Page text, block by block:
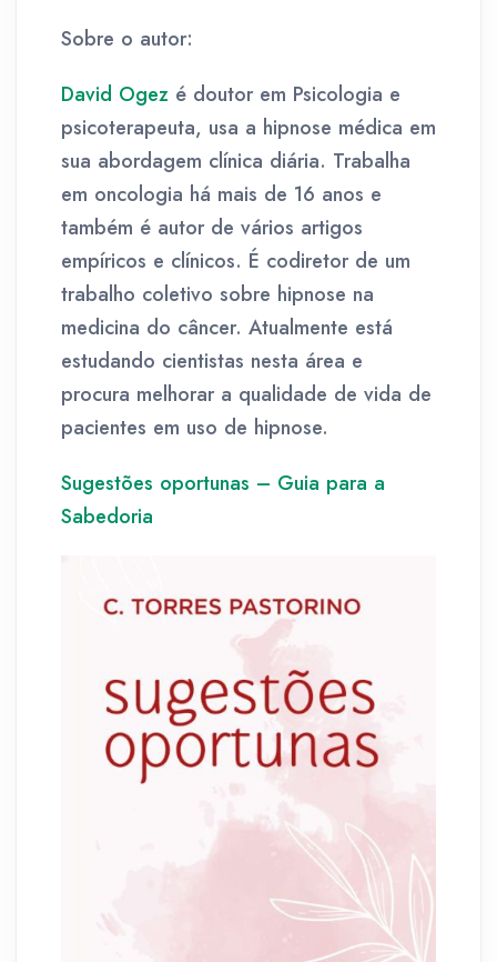
Sobre o autor:
David Ogez é doutor em Psicologia e
psicoterapeuta, usa a hipnose médica em
sua abordagem clínica diária. Trabalha
em oncologia há mais de 16 anos e
também é autor de vários artigos
empíricos e clínicos. É codiretor de um
trabalho coletivo sobre hipnose na
medicina do câncer. Atualmente está
estudando cientistas nesta área e
procura melhorar a qualidade de vida de
pacientes em uso de hipnose.
Sugestões oportunas – Guia para a
Sabedoria